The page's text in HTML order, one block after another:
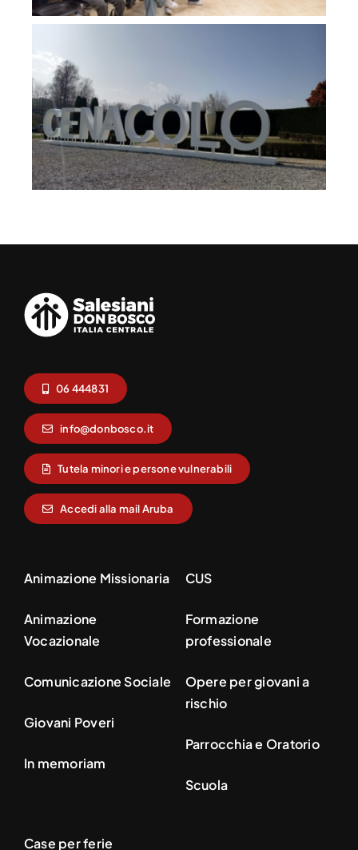
06 444831
info@donbosco.it
Tutela minori e persone vulnerabili
Accedi alla mail Aruba
Animazione Missionaria
Animazione
Vocazionale
Comunicazione Sociale
Giovani Poveri
In memoriam
CUS
Formazione
professionale
Opere per giovani a
rischio
Parrocchia e Oratorio
Scuola
Case per ferie